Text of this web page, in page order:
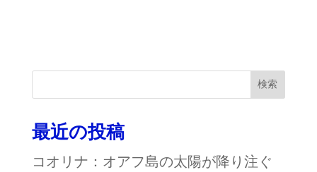
検索
最近の投稿
コオリナ：オアフ島の太陽が降り注ぐ